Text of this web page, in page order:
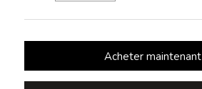
Acheter maintenant